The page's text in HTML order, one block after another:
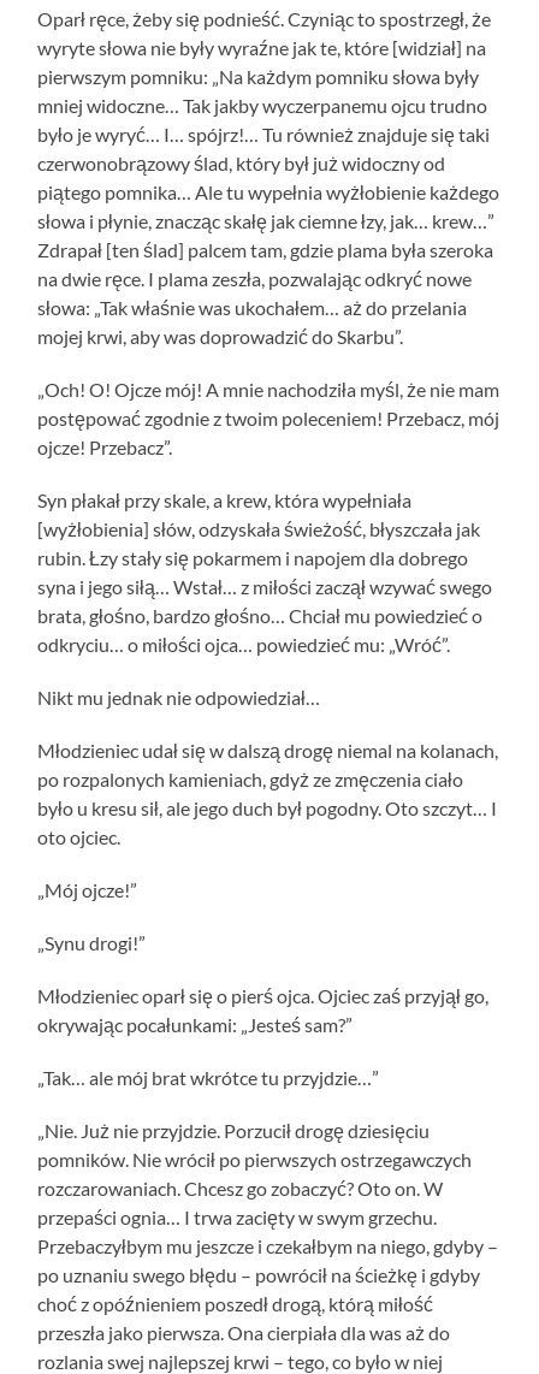
Oparł ręce, żeby się podnieść. Czyniąc to spostrzegł, że
wyryte słowa nie były wyraźne jak te, które [widział] na
pierwszym pomniku: „Na każdym pomniku słowa były
mniej widoczne… Tak jakby wyczerpanemu ojcu trudno
było je wyryć… I… spójrz!… Tu również znajduje się taki
czerwonobrązowy ślad, który był już widoczny od
piątego pomnika… Ale tu wypełnia wyżłobienie każdego
słowa i płynie, znacząc skałę jak ciemne łzy, jak… krew…”
Zdrapał [ten ślad] palcem tam, gdzie plama była szeroka
na dwie ręce. I plama zeszła, pozwalając odkryć nowe
słowa: „Tak właśnie was ukochałem… aż do przelania
mojej krwi, aby was doprowadzić do Skarbu”.
„Och! O! Ojcze mój! A mnie nachodziła myśl, że nie mam
postępować zgodnie z twoim poleceniem! Przebacz, mój
ojcze! Przebacz”.
Syn płakał przy skale, a krew, która wypełniała
[wyżłobienia] słów, odzyskała świeżość, błyszczała jak
rubin. Łzy stały się pokarmem i napojem dla dobrego
syna i jego siłą… Wstał… z miłości zaczął wzywać swego
brata, głośno, bardzo głośno… Chciał mu powiedzieć o
odkryciu… o miłości ojca… powiedzieć mu: „Wróć”.
Nikt mu jednak nie odpowiedział…
Młodzieniec udał się w dalszą drogę niemal na kolanach,
po rozpalonych kamieniach, gdyż ze zmęczenia ciało
było u kresu sił, ale jego duch był pogodny. Oto szczyt… I
oto ojciec.
„Mój ojcze!”
„Synu drogi!”
Młodzieniec oparł się o pierś ojca. Ojciec zaś przyjął go,
okrywając pocałunkami: „Jesteś sam?”
„Tak… ale mój brat wkrótce tu przyjdzie…”
„Nie. Już nie przyjdzie. Porzucił drogę dziesięciu
pomników. Nie wrócił po pierwszych ostrzegawczych
rozczarowaniach. Chcesz go zobaczyć? Oto on. W
przepaści ognia… I trwa zacięty w swym grzechu.
Przebaczyłbym mu jeszcze i czekałbym na niego, gdyby –
po uznaniu swego błędu – powrócił na ścieżkę i gdyby
choć z opóźnieniem poszedł drogą, którą miłość
przeszła jako pierwsza. Ona cierpiała dla was aż do
rozlania swej najlepszej krwi – tego, co było w niej